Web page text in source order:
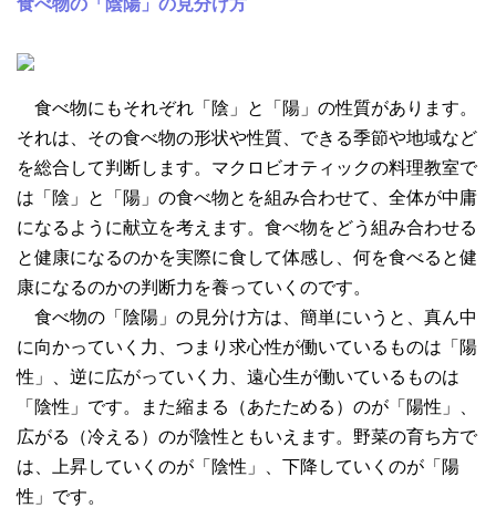
食べ物の「陰陽」の見分け方
食べ物にもそれぞれ「陰」と「陽」の性質があります。
それは、その食べ物の形状や性質、できる季節や地域など
を総合して判断します。マクロビオティックの料理教室で
は「陰」と「陽」の食べ物とを組み合わせて、全体が中庸
になるように献立を考えます。食べ物をどう組み合わせる
と健康になるのかを実際に食して体感し、何を食べると健
康になるのかの判断力を養っていくのです。
食べ物の「陰陽」の見分け方は、簡単にいうと、真ん中
に向かっていく力、つまり求心性が働いているものは「陽
性」、逆に広がっていく力、遠心生が働いているものは
「陰性」です。また縮まる（あたためる）のが「陽性」、
広がる（冷える）のが陰性ともいえます。野菜の育ち方で
は、上昇していくのが「陰性」、下降していくのが「陽
性」です。